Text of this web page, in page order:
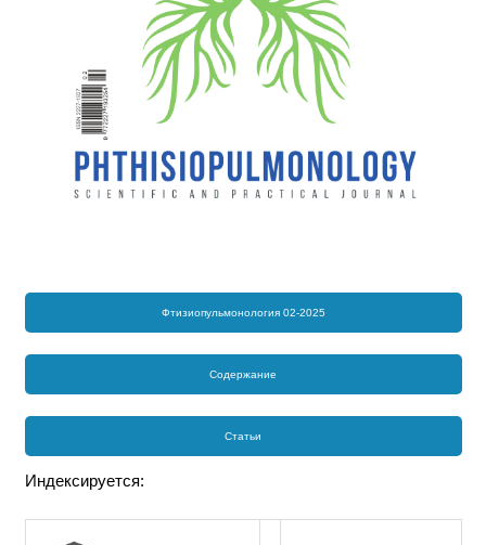
Фтизиопульмонология 02-2025
Содержание
Статьи
Индексируется: